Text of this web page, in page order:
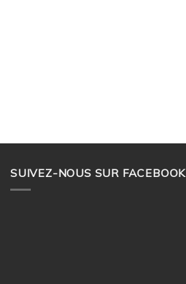
SUIVEZ-NOUS SUR FACEBOOK